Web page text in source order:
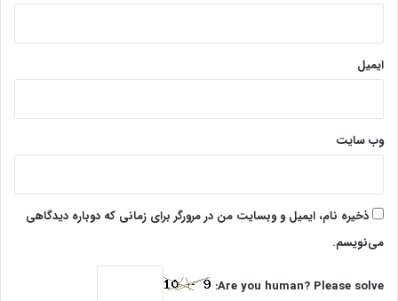
ایمیل
وب‌ سایت
ذخیره نام، ایمیل و وبسایت من در مرورگر برای زمانی که دوباره دیدگاهی
می‌نویسم.
Are you human? Please solve: